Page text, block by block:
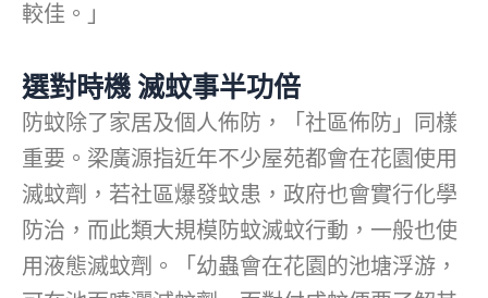
較佳。」
選對時機 滅蚊事半功倍
防蚊除了家居及個人佈防，「社區佈防」同樣
重要。梁廣源指近年不少屋苑都會在花園使用
滅蚊劑，若社區爆發蚊患，政府也會實行化學
防治，而此類大規模防蚊滅蚊行動，一般也使
用液態滅蚊劑。「幼蟲會在花園的池塘浮游，